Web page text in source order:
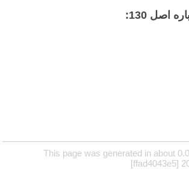
اصل 130:
This page was generated in about
[ffad4043e5]